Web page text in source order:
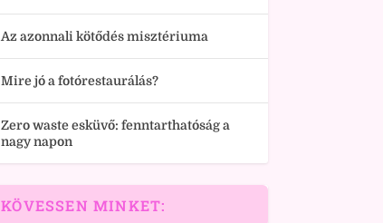
Az azonnali kötődés misztériuma
Mire jó a fotórestaurálás?
Zero waste esküvő: fenntarthatóság a
nagy napon
KÖVESSEN MINKET: